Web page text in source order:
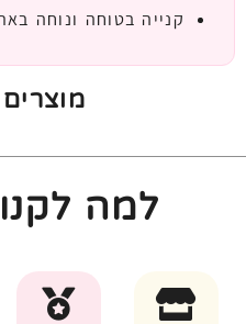
קנייה בטוחה ונוחה
למה